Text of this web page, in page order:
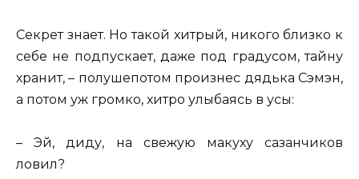
Секрет знает. Но такой хитрый, никого близко к
себе не подпускает, даже под градусом, тайну
хранит, – полушепотом произнес дядька Сэмэн,
а потом уж громко, хитро улыбаясь в усы:
– Эй, диду, на свежую макуху сазанчиков
ловил?